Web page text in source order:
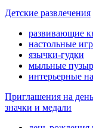
Детские развлечения
развивающие
настольные
язычки-гудки
мыльные
интерьерные
Приглашения на
значки и медали